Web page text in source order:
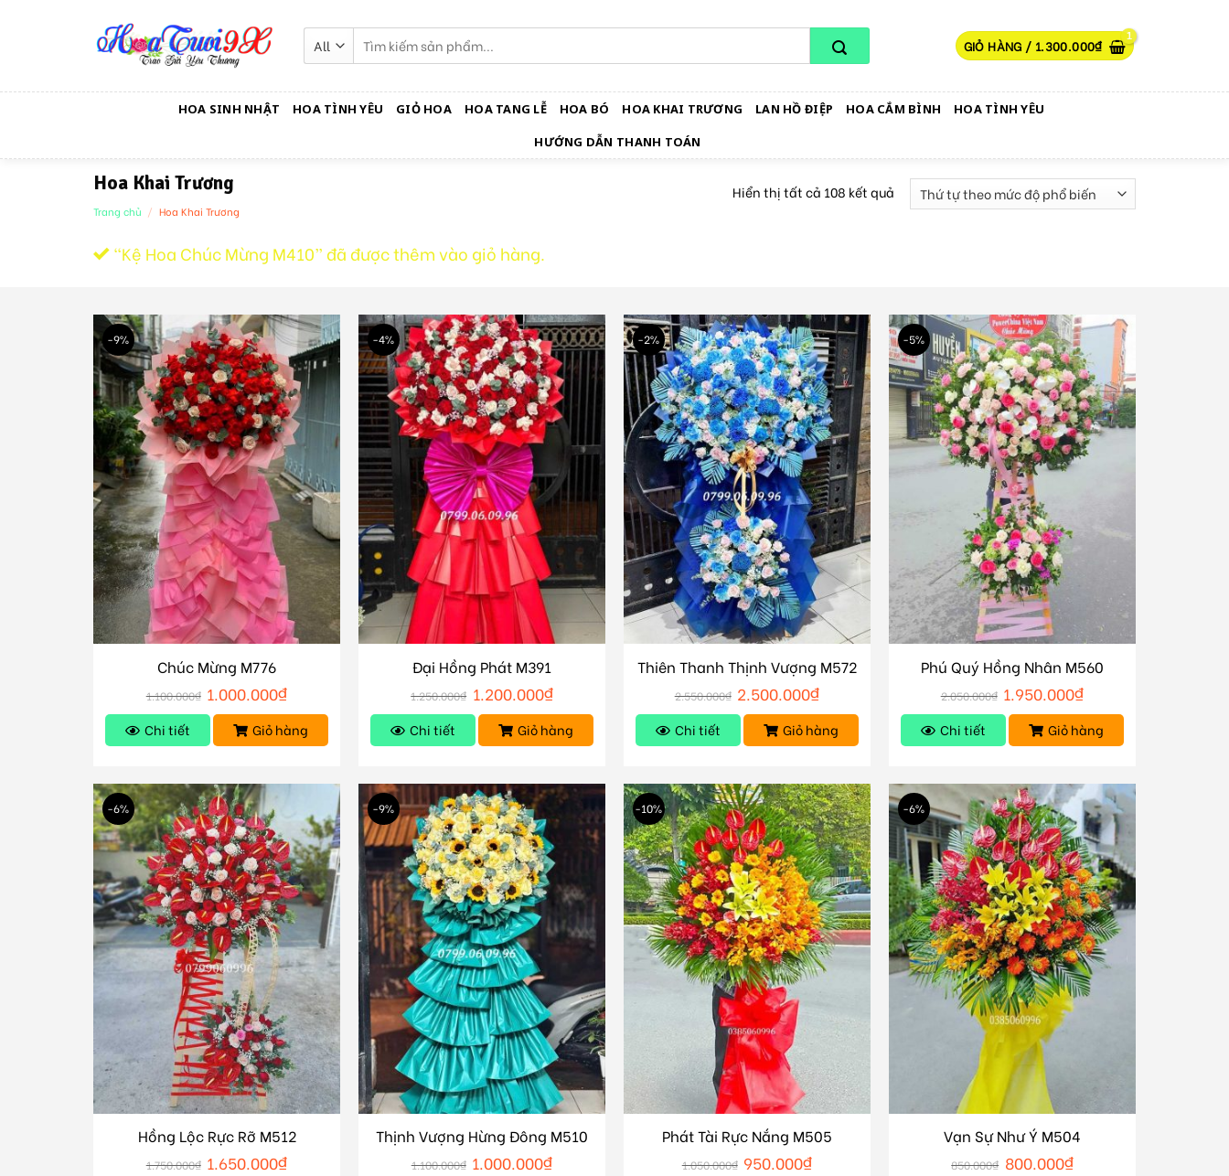
kiếm:
GIỎ HÀNG / 1.300.000₫
HOA SINH NHẬT HOA TÌNH YÊU GIỎ HOA HOA TANG LỄ HOA BÓ HOA KHAI TRƯƠNG LAN HỒ ĐIỆP HOA CẮM BÌNH
HOA TÌNH YÊU
HƯỚNG DẪN THANH TOÁN
Hoa Khai Trương
Trang chủ / Hoa Khai Trương
Hiển thị tất cả 108 kết quả
“Kệ Hoa Chúc Mừng M410” đã được thêm vào giỏ hàng.
-9%
Chúc Mừng M776
1.100.000₫ 1.000.000₫
Chi tiết Giỏ hàng
-4%
Đại Hồng Phát M391
1.250.000₫ 1.200.000₫
Chi tiết Giỏ hàng
-2%
Thiên Thanh Thịnh Vượng M572
2.550.000₫ 2.500.000₫
Chi tiết Giỏ hàng
-5%
Phú Quý Hồng Nhân M560
2.050.000₫ 1.950.000₫
Chi tiết Giỏ hàng
-6%
Hồng Lộc Rực Rỡ M512
1.750.000₫ 1.650.000₫
-9%
Thịnh Vượng Hừng Đông M510
1.100.000₫ 1.000.000₫
-10%
Phát Tài Rực Nắng M505
1.050.000₫ 950.000₫
-6%
Vạn Sự Như Ý M504
850.000₫ 800.000₫